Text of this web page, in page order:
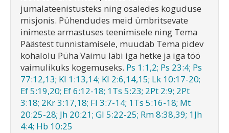
jumalateenistusteks ning osaledes koguduse
misjonis. Pühendudes meid ümbritsevate
inimeste armastuses teenimisele ning Tema
Päästest tunnistamisele, muudab Tema pidev
kohalolu Püha Vaimu läbi iga hetke ja iga töö
vaimulikuks kogemuseks. Ps 1:1,2; Ps 23:4; Ps
77:12,13; Kl 1:13,14; Kl 2:6,14,15; Lk 10:17-20;
Ef 5:19,20; Ef 6:12-18; 1Ts 5:23; 2Pt 2:9; 2Pt
3:18; 2Kr 3:17,18; Fl 3:7-14; 1Ts 5:16-18; Mt
20:25-28; Jh 20:21; Gl 5:22-25; Rm 8:38,39; 1Jh
4:4; Hb 10:25